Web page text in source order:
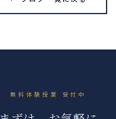
無料体験授業 受付中